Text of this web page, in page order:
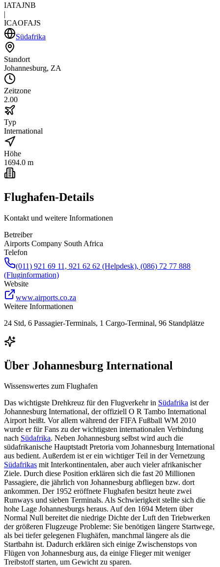
IATAJNB
|
ICAOFAJS
Südafrika
Standort
Johannesburg, ZA
Zeitzone
2.00
Typ
International
Höhe
1694.0 m
Flughafen-Details
Kontakt und weitere Informationen
Betreiber
Airports Company South Africa
Telefon
(011) 921 69 11, 921 62 62 (Helpdesk), (086) 72 77 888
(Fluginformation)
Website
www.airports.co.za
Weitere Informationen
24 Std, 6 Passagier-Terminals, 1 Cargo-Terminal, 96 Standplätze
Über Johannesburg International
Wissenswertes zum Flughafen
Das wichtigste Drehkreuz für den Flugverkehr in Südafrika ist der
Johannesburg International, der offiziell O R Tambo International
Airport heißt. Vor allem während der FIFA Fußball WM 2010
wurde er für Fans zu der wichtigsten internationalen Verbindung
nach Südafrika. Neben Johannesburg selbst wird auch die
südafrikanische Hauptstadt Pretoria vom Johannesburg International
aus bedient. Außerdem ist er ein wichtiger Teil in der Vernetzung
Südafrikas mit Interkontinentalen, aber auch vieler afrikanischer
Ziele. Durch diese Position erklären sich die fast 20 Millionen
Passagiere, die jährlich von Johannesburg abfliegen bzw. dort
ankommen. Der 1952 eröffnete Flughafen besitzt heute zwei
Runways und sieben Terminals. Als Schwierigkeit stellte sich die
hohe Lage Johannesburgs heraus. Auf den 1694 Metern über
Normal Null bereitet die niedrige Dichte der Luft den Triebwerken
der größeren Flugzeuge Probleme: Sie benötigen längere Startwege,
als bei tiefer gelegenen Flughäfen, manchmal längere als die
Startbahn ist. Dadurch erklären sich einige Zwischenstops von
Flügen von Johannesburg aus, da einige Flieger mit weniger
Treibstoff starten, um Gewicht zu sparen.